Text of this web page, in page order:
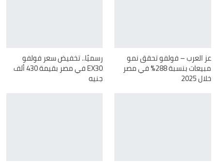
عز العرب – فولفو تحقق نمو
مبيعات بنسبة 288% في مصر
خلال 2025
رسميًا.. تخفيض سعر فولفو
EX30 في مصر بقيمة 430 ألف
جنيه